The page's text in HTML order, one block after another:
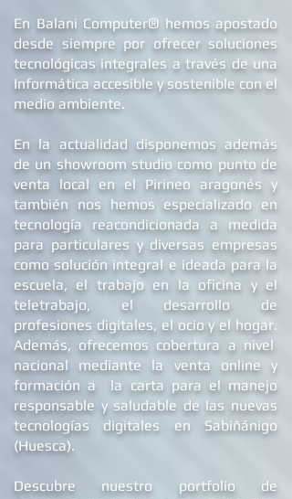
En Balani Computer ®hemos apostado
desde siemprepor ofrecer soluciones
tecnológicas integrales a través de una
Informática accesible y sostenible con el
En la actualidad disponemos además
de un showroom studio como punto de
venta local en el Pirineo aragonés y
también nos hemos especializado en
tecnología reacondicionada a medida
para particulares y diversas empresas
como solución integral e ideada para la
escuela, el trabajo en la oficina y el
teletrabajo, el desarrollo de
profesiones digitales, el ocio y el hogar.
Además, ofrecemoscobertura a nivel
nacional mediante la venta online y
formación a la carta para el manejo
responsable y saludable de las nuevas
tecnologías digitales en Sabiñánigo